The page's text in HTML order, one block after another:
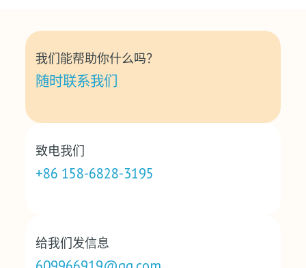
我们能帮助你什么吗？
随时联系我们
致电我们
+86 158-6828-3195
给我们发信息